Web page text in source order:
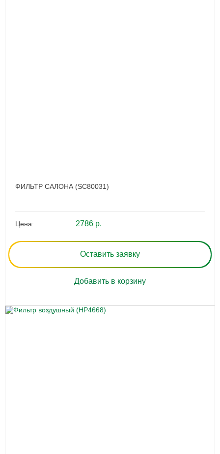
ФИЛЬТР САЛОНА (SC80031)
Цена: 2786 р.
Оставить заявку
Добавить в корзину